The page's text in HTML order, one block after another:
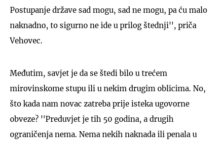
Postupanje države sad mogu, sad ne mogu, pa ću malo
naknadno, to sigurno ne ide u prilog štednji'', priča
Vehovec.
Međutim, savjet je da se štedi bilo u trećem
mirovinskome stupu ili u nekim drugim oblicima. No,
što kada nam novac zatreba prije isteka ugovorne
obveze? ''Preduvjet je tih 50 godina, a drugih
ograničenja nema. Nema nekih naknada ili penala u